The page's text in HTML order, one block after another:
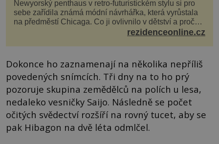
Newyorský penthaus v retro-futuristickém stylu si pro
sebe zařídila známá módní návrhářka, která vyrůstala
na předměstí Chicaga. Co ji ovlivnilo v dětství a proč
vypadá její domov právě takto? Interié...rezidenceonline.cz
Dokonce ho zaznamenají na několika nepříliš
povedených snímcích. Tři dny na to ho prý
pozoruje skupina zemědělců na polích u lesa,
nedaleko vesničky Saijo. Následně se počet
očitých svědectví rozšíří na rovný tucet, aby se
pak Hibagon na dvě léta odmlčel.